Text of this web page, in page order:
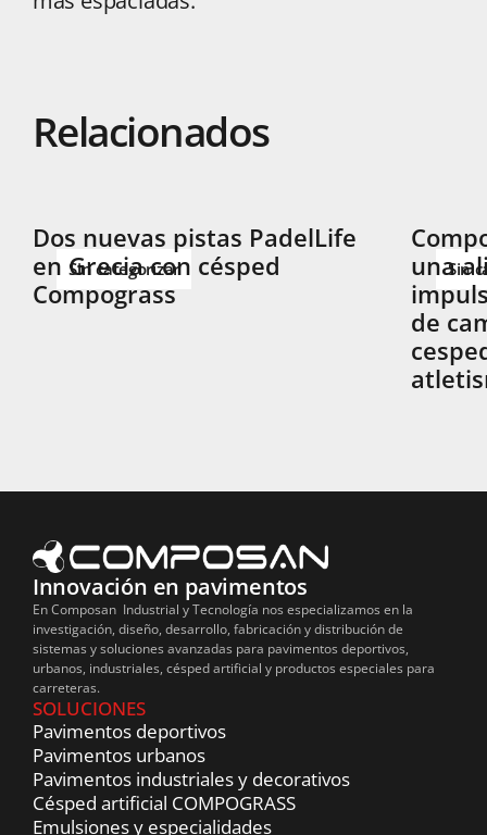
Relacionados
Sin categorizar
Dos nuevas pistas PadelLife
en Grecia con césped
Compograss
Sin
una
de
Innovación en pavimentos
En Composan Industrial y Tecnología nos especializamos en la
investigación, diseño, desarrollo, fabricación y distribución de
sistemas y soluciones avanzadas para pavimentos deportivos,
urbanos, industriales, césped artificial y productos especiales para
carreteras.
SOLUCIONES
Pavimentos deportivos
Pavimentos urbanos
Pavimentos industriales y decorativos
Césped artificial COMPOGRASS
Emulsiones y especialidades